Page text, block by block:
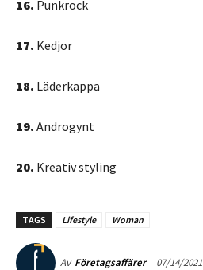
16. Punkrock
17. Kedjor
18. Läderkappa
19. Androgynt
20. Kreativ styling
TAGS Lifestyle Woman
Av Företagsaffärer 07/14/2021